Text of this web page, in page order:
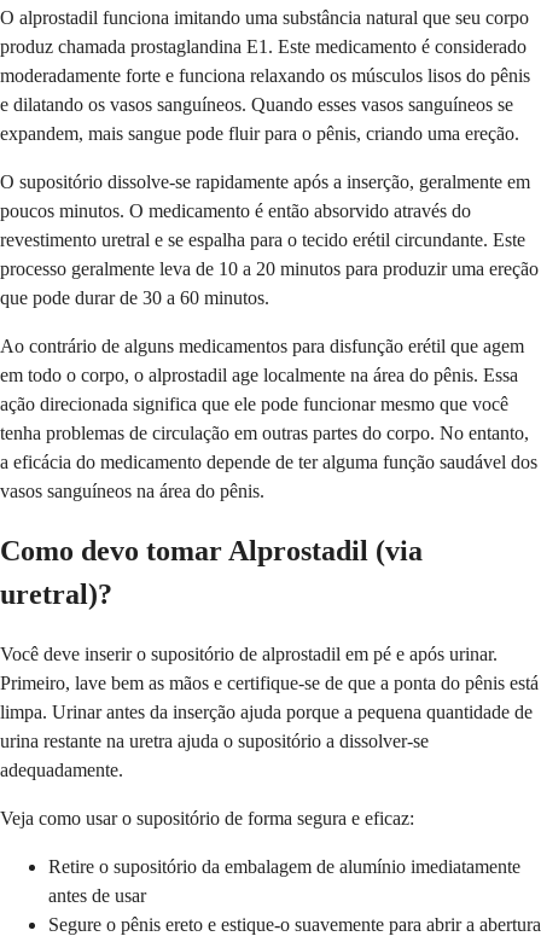
O alprostadil funciona imitando uma substância natural que seu corpo
produz chamada prostaglandina E1. Este medicamento é considerado
moderadamente forte e funciona relaxando os músculos lisos do pênis
e dilatando os vasos sanguíneos. Quando esses vasos sanguíneos se
expandem, mais sangue pode fluir para o pênis, criando uma ereção.
O supositório dissolve-se rapidamente após a inserção, geralmente em
poucos minutos. O medicamento é então absorvido através do
revestimento uretral e se espalha para o tecido erétil circundante. Este
processo geralmente leva de 10 a 20 minutos para produzir uma ereção
que pode durar de 30 a 60 minutos.
Ao contrário de alguns medicamentos para disfunção erétil que agem
em todo o corpo, o alprostadil age localmente na área do pênis. Essa
ação direcionada significa que ele pode funcionar mesmo que você
tenha problemas de circulação em outras partes do corpo. No entanto,
a eficácia do medicamento depende de ter alguma função saudável dos
vasos sanguíneos na área do pênis.
Como devo tomar Alprostadil (via
uretral)?
Você deve inserir o supositório de alprostadil em pé e após urinar.
Primeiro, lave bem as mãos e certifique-se de que a ponta do pênis está
limpa. Urinar antes da inserção ajuda porque a pequena quantidade de
urina restante na uretra ajuda o supositório a dissolver-se
adequadamente.
Veja como usar o supositório de forma segura e eficaz:
Retire o supositório da embalagem de alumínio imediatamente
antes de usar
Segure o pênis ereto e estique-o suavemente para abrir a abertura